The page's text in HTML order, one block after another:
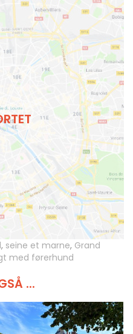
, seine et marne, Grand
med førerhund
...